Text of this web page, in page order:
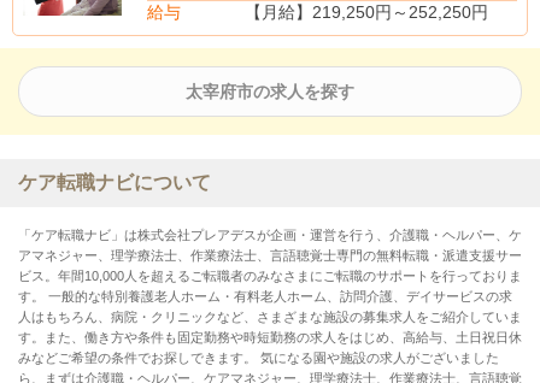
給与
【月給】219,250円～252,250円
【昇給】あり
【社会保険】完備
【退職金】あり
太宰府市の求人を探す
ケア転職ナビについて
「ケア転職ナビ」は株式会社プレアデスが企画・運営を行う、介護職・ヘルパー、ケ
アマネジャー、理学療法士、作業療法士、言語聴覚士専門の無料転職・派遣支援サー
ビス。年間10,000人を超えるご転職者のみなさまにご転職のサポートを行っておりま
す。 一般的な特別養護老人ホーム・有料老人ホーム、訪問介護、デイサービスの求
人はもちろん、病院・クリニックなど、さまざまな施設の募集求人をご紹介していま
す。また、働き方や条件も固定勤務や時短勤務の求人をはじめ、高給与、土日祝日休
みなどご希望の条件でお探しできます。 気になる園や施設の求人がございました
ら、まずは介護職・ヘルパー、ケアマネジャー、理学療法士、作業療法士、言語聴覚